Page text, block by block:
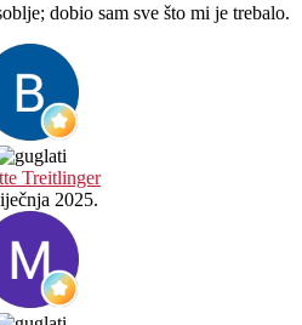
dobio sam sve što mi je trebalo.
Treitlinger
2025.